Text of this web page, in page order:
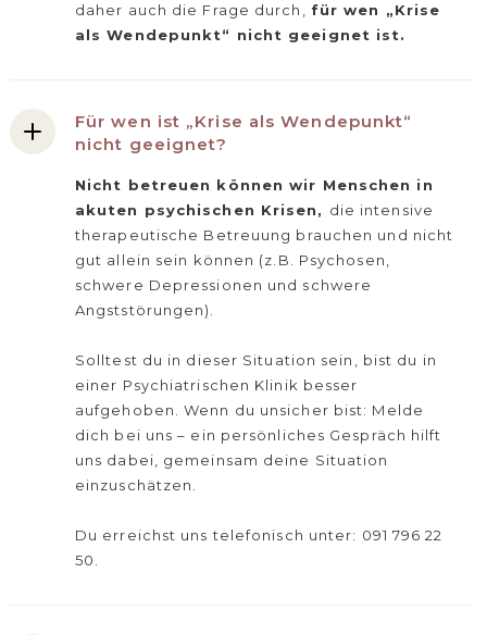
daher auch die Frage durch, für wen „Krise
als Wendepunkt“ nicht geeignet ist.
Für wen ist „Krise als Wendepunkt“
nicht geeignet?
Nicht betreuen können wir Menschen in
akuten psychischen Krisen, die intensive
therapeutische Betreuung brauchen und nicht
gut allein sein können (z.B. Psychosen,
schwere Depressionen und schwere
Angststörungen).
Solltest du in dieser Situation sein, bist du in
einer Psychiatrischen Klinik besser
aufgehoben. Wenn du unsicher bist: Melde
dich bei uns – ein persönliches Gespräch hilft
uns dabei, gemeinsam deine Situation
einzuschätzen.
Du erreichst uns telefonisch unter: 091 796 22
50.